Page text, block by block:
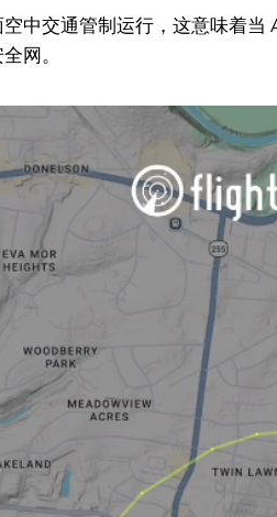
中交通管制运行，这意味着
网。